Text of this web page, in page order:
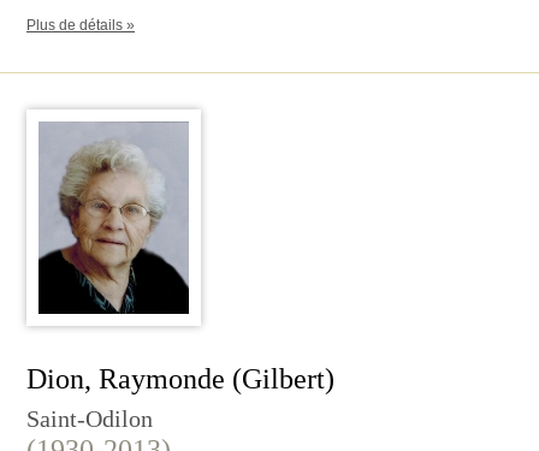
Plus de détails »
Dion, Raymonde (Gilbert)
Saint-Odilon